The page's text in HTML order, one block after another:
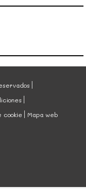
a una temperatura
sus propios hollejos
remontados al día y
se filtra. En nariz
a frutas
se adivinan
en madera.
cookie Mapa web